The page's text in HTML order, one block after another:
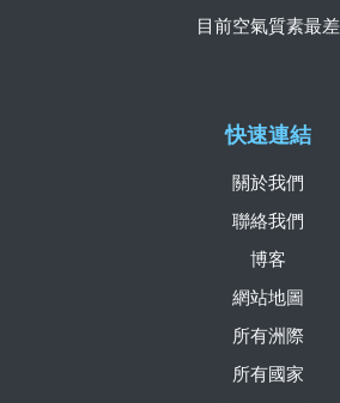
快速連結
關於我們
聯絡我們
博客
網站地圖
所有洲際
所有國家
目前空氣質素最差